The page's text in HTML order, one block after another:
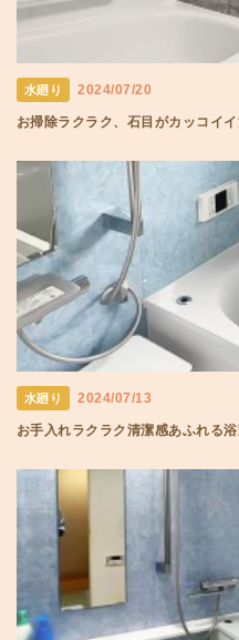
水廻り 2024/07/20
お掃除ラクラク、石目がカッコイ
水廻り 2024/07/13
お手入れラクラク清潔感あふれる